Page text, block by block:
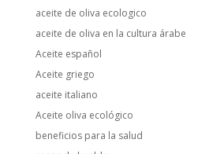
aceite de oliva ecologico
aceite de oliva en la cultura árabe
Aceite español
Aceite griego
aceite italiano
Aceite oliva ecológico
beneficios para la salud